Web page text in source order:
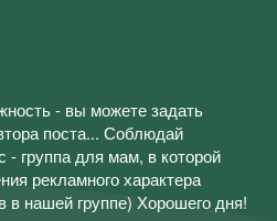
- вы можете задать
поста... Соблюдай
- группа для мам, в которой
рекламного характера
в нашей группе) Хорошего дня!